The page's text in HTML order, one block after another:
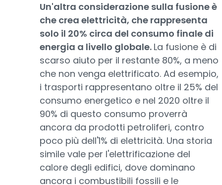
Un'altra considerazione sulla fusione è
che crea elettricità, che rappresenta
solo il 20% circa del consumo finale di
energia a livello globale. La fusione è di
scarso aiuto per il restante 80%, a meno
che non venga elettrificato. Ad esempio,
i trasporti rappresentano oltre il 25% del
consumo energetico e nel 2020 oltre il
90% di questo consumo proverrà
ancora da prodotti petroliferi, contro
poco più dell'1% di elettricità. Una storia
simile vale per l'elettrificazione del
calore degli edifici, dove dominano
ancora i combustibili fossili e le